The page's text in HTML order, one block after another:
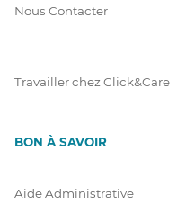
Nous Contacter
Travailler chez Click&Care
BON À SAVOIR
Aide Administrative